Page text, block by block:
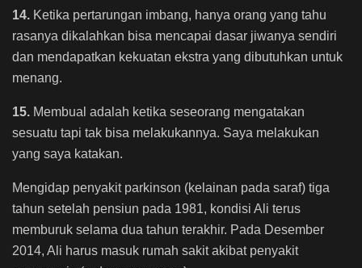
14. Ketika pertarungan imbang, hanya orang yang tahu
rasanya dikalahkan bisa mencapai dasar jiwanya sendiri
dan mendapatkan kekuatan ekstra yang dibutuhkan untuk
menang.
15. Membual adalah ketika seseorang mengatakan
sesuatu tapi tak bisa melakukannya. Saya melakukan
yang saya katakan.
Mengidap penyakit parkinson (kelainan pada saraf) tiga
tahun setelah pensiun pada 1981, kondisi Ali terus
memburuk selama dua tahun terakhir. Pada Desember
2014, Ali harus masuk rumah sakit akibat penyakit